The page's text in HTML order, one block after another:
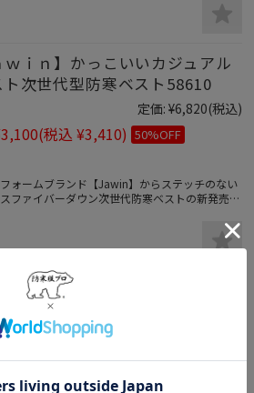
ｗｉｎ】かっこいいカジュアル
ト次世代型防寒ベスト58610
定価: ¥6,820(税込)
(税込 ¥3,410) 50%OFF
ォームブランド【Jawin】からステッチのない
ファイバーダウン次世代防寒ベストの新発売。
ェア。特有の幾何学柄が斬新なデザイン性と実用
服】防寒インナーにもアウター
るおしゃれなベストBO31950
(税込 ¥4,290)